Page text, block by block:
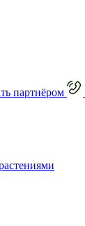
партнёром